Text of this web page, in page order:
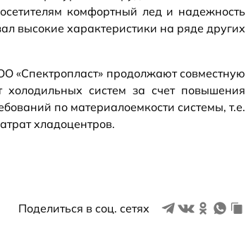
комфортный лед и надежность
высокие характеристики на ряде других
продолжают совместную
холодильных систем за счет повышения
по материалоемкости системы, т.е.
хладоцентров.
Поделиться в соц. сетях